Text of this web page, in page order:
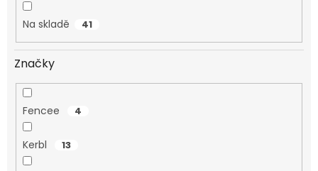
Na skladě 41
Značky
Fencee 4
Kerbl 13